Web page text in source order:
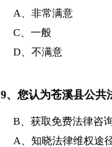
A、非常满意
C、一般
D、不满意
9、 您认为苍溪县公共
B、获取免费法律咨
A、知晓法律维权途